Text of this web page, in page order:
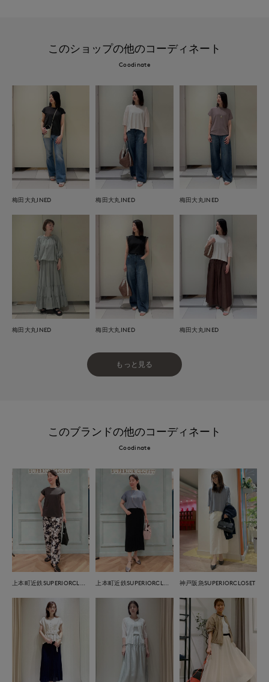
このショップの他のコーディネート
Coodinate
梅田大丸INED 梅田大丸INED 梅田大丸INED
梅田大丸INED 梅田大丸INED 梅田大丸INED
もっと見る
このブランドの他のコーディネート
Coodinate
神戸阪急SUPERIORCLOSET